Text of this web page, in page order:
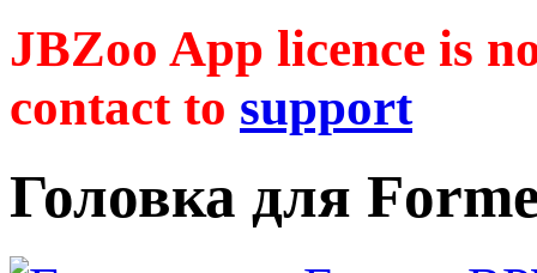
JBZoo App licence is
contact to support
Головка для